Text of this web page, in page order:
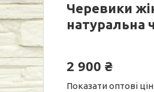
Черевики
натуральна
2 900 ₴
Показати оптові